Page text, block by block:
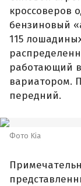
кроссоверов
бензиновый
115
работающий
вариатором.
передний.
Фото Kia